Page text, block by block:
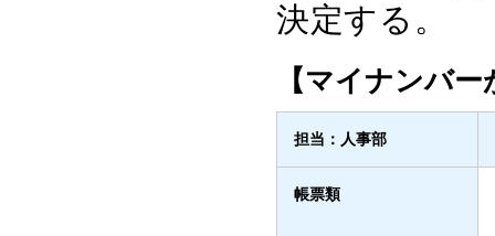
決定する。
【マイナンバ
担当：人事部
帳票類